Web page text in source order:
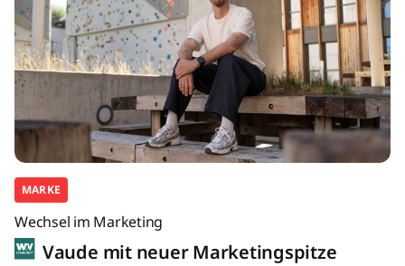
MARKE
Wechsel im Marketing
Vaude mit neuer Marketingspitze